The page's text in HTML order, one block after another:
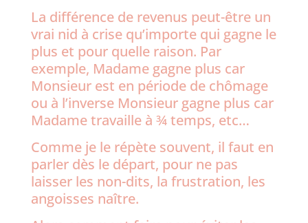
La différence de revenus peut-être un
vrai nid à crise qu’importe qui gagne le
plus et pour quelle raison. Par
exemple, Madame gagne plus car
Monsieur est en période de chômage
ou à l’inverse Monsieur gagne plus car
Madame travaille à ¾ temps, etc…
Comme je le répète souvent, il faut en
parler dès le départ, pour ne pas
laisser les non-dits, la frustration, les
angoisses naître.